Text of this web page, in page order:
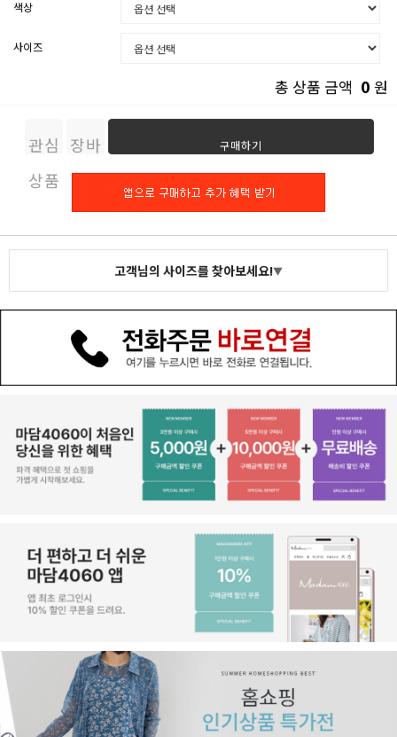
색상
사이즈
총 상품 금액 0 원
관심
상품
장바
구니
구매하기
고객님의 사이즈를 찾아보세요!▼